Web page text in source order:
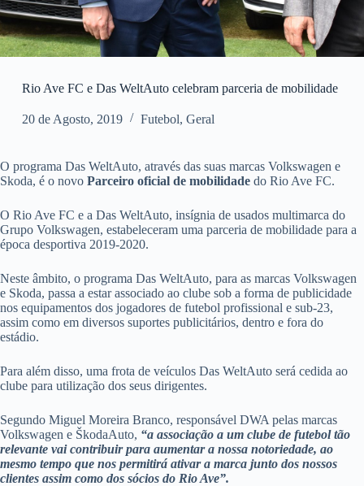
Rio Ave FC e Das WeltAuto celebram parceria de mobilidade
20 de Agosto, 2019 Futebol, Geral
O programa Das WeltAuto, através das suas marcas Volkswagen e
Skoda, é o novo Parceiro oficial de mobilidade do Rio Ave FC.
O Rio Ave FC e a Das WeltAuto, insígnia de usados multimarca do
Grupo Volkswagen, estabeleceram uma parceria de mobilidade para a
época desportiva 2019-2020.
Neste âmbito, o programa Das WeltAuto, para as marcas Volkswagen
e Skoda, passa a estar associado ao clube sob a forma de publicidade
nos equipamentos dos jogadores de futebol profissional e sub-23,
assim como em diversos suportes publicitários, dentro e fora do
estádio.
Para além disso, uma frota de veículos Das WeltAuto será cedida ao
clube para utilização dos seus dirigentes.
Segundo Miguel Moreira Branco, responsável DWA pelas marcas
Volkswagen e ŠkodaAuto, “a associação a um clube de futebol tão
relevante vai contribuir para aumentar a nossa notoriedade, ao
mesmo tempo que nos permitirá ativar a marca junto dos nossos
clientes assim como dos sócios do Rio Ave”.